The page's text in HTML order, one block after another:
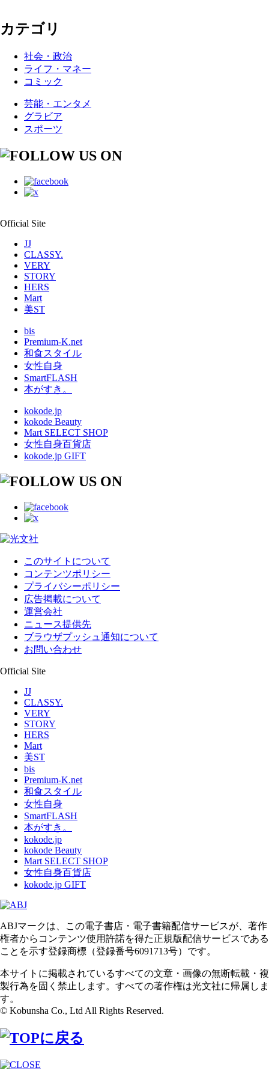
カテゴリ
社会・政治
ライフ・マネー
コミック
芸能・エンタメ
グラビア
スポーツ
Official Site
JJ
CLASSY.
VERY
STORY
HERS
Mart
美ST
bis
Premium-K.net
和食スタイル
女性自身
SmartFLASH
本がすき。
kokode.jp
kokode Beauty
Mart SELECT SHOP
女性自身百貨店
kokode.jp GIFT
このサイトについて
コンテンツポリシー
プライバシーポリシー
広告掲載について
運営会社
ニュース提供先
ブラウザプッシュ通知について
お問い合わせ
Official Site
JJ
CLASSY.
VERY
STORY
HERS
Mart
美ST
bis
Premium-K.net
和食スタイル
女性自身
SmartFLASH
本がすき。
kokode.jp
kokode Beauty
Mart SELECT SHOP
女性自身百貨店
kokode.jp GIFT
ABJマークは、この電子書店・電子書籍配信サービスが、著作
権者からコンテンツ使用許諾を得た正規版配信サービスである
ことを示す登録商標（登録番号6091713号）です。
本サイトに掲載されているすべての文章・画像の無断転載・複
製行為を固く禁止します。すべての著作権は光文社に帰属しま
す。
© Kobunsha Co., Ltd All Rights Reserved.